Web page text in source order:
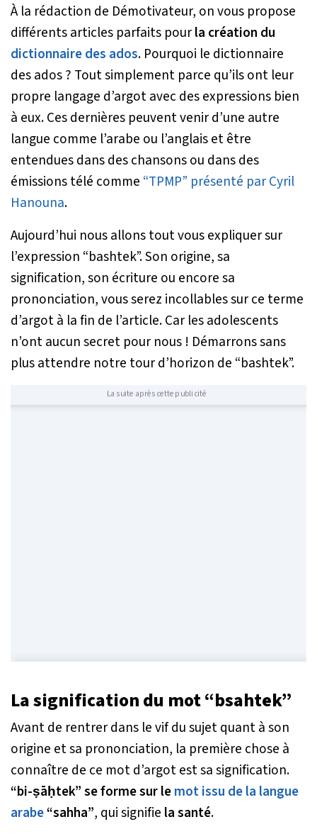
À la rédaction de Démotivateur, on vous propose
différents articles parfaits pourla création du
dictionnaire des ados. Pourquoi le dictionnaire
des ados ? Tout simplement parce qu’ils ont leur
propre langage d’argot avec des expressions bien
à eux. Ces dernières peuvent venir d’une autre
langue comme l’arabe ou l’anglais et être
entendues dans des chansons ou dans des
émissions télé comme “TPMP” présenté par Cyril
Hanouna.
Aujourd’hui nous allons tout vous expliquer sur
l’expression “bashtek”. Son origine, sa
signification, son écriture ou encore sa
prononciation, vous serez incollables sur ce terme
d’argot à la fin de l’article. Car les adolescents
n’ont aucun secret pour nous ! Démarrons sans
plus attendre notre tour d’horizon de “bashtek”.
La suite après cette publicité
La signification du mot “bsahtek”
Avant de rentrer dans le vif du sujet quant à son
origine et sa prononciation, la première chose à
connaître de ce mot d’argot est sa signification.
“bi-ṣāḥtek” se forme sur lemot issu de la langue
arabe“sahha”, qui signifie la santé.